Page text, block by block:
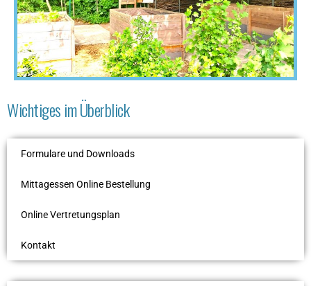
Wichtiges im Überblick
Formulare und Downloads
Mittagessen Online Bestellung
Online Vertretungsplan
Kontakt